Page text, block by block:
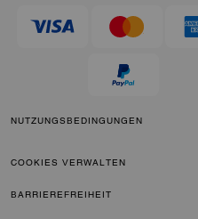
NUTZUNGSBEDINGUNGEN
COOKIES VERWALTEN
BARRIEREFREIHEIT